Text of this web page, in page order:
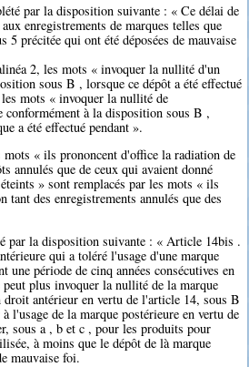
par la disposition suivante : « Ce délai de
enregistrements de marques telles que
5 précitée qui ont été déposées de mauvaise
2, les mots « invoquer la nullité d'un
sous B , lorsque ce dépôt a été effectué
mots « invoquer la nullité de
conformément à la disposition sous B ,
a été effectué pendant ».
« ils prononcent d'office la radiation de
annulés que de ceux qui avaient donné
» sont remplacés par les mots « ils
tant des enregistrements annulés que des
par la disposition suivante : « Article 14bis .
qui a toléré l'usage d'une marque
une période de cinq années consécutives en
peut plus invoquer la nullité de la marque
droit antérieur en vertu de l'article 14, sous B
l'usage de la marque postérieure en vertu de
sous a , b et c , pour les produits pour
à moins que le dépôt de là marque
mauvaise foi.